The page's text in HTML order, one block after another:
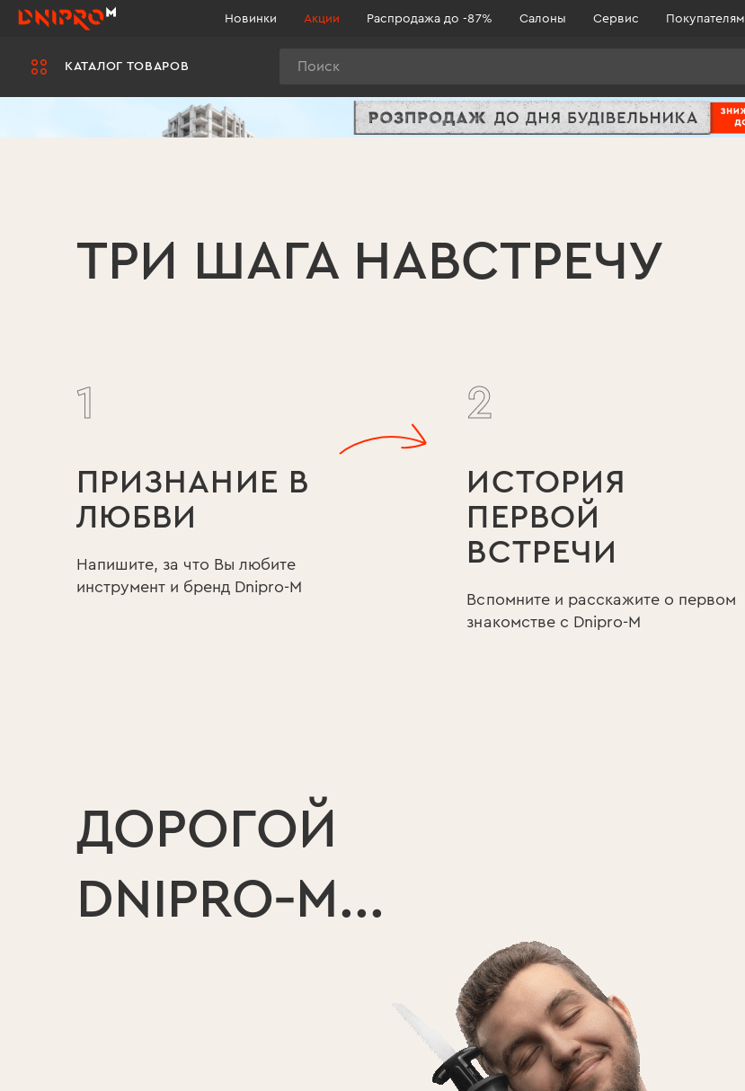
КАТАЛОГ ТОВАРОВ
Новинки Акции Распродажа до -87% Салоны Сервис Покупателям
ТРИ ШАГА НАВСТРЕЧУ
1
ПРИЗНАНИЕ В
ЛЮБВИ
Напишите, за что Вы любите
инструмент и бренд Dnipro-M
2
ИСТОРИЯ
ПЕРВОЙ
ВСТРЕЧИ
Вспомните и расскажите о первом
знакомстве с Dnipro-M
ДОРОГОЙ
DNIPRO‑M...